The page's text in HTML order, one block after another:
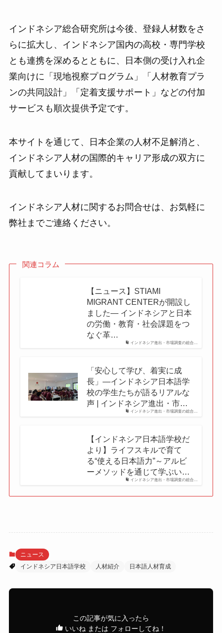
インドネシア総合研究所は今後、登録人材数をさ
らに拡大し、インドネシア国内の高校・専門学校
とも連携を深めるとともに、日本側の受け入れ企
業向けに「現地視察プログラム」「人材教育プラ
ンの共同設計」「定着支援サポート」などの付加
サービスも順次提供予定です。
本サイトを通じて、日本企業の人材不足解消と、
インドネシア人材の国際的キャリア形成の双方に
貢献してまいります。
インドネシア人材に関するお問合せは、お気軽に
弊社までご連絡ください。
関連コラム
インドネシア進出・市場調査の総合…
【ニュース】STIAMI
MIGRANT CENTERが開設し
ました― インドネシアと日本
の労働・教育・社会課題をつ
なぐ革…
インドネシア進出・市場調査の総合…
「安心して学び、着実に成
長」―インドネシア日本語学
校の学生たちが語るリアルな
声 | インドネシア進出・市…
インドネシア進出・市場調査の総合…
【インドネシア日本語学校だ
より】ライフスキルで育て
る“使える日本語力”～アルビ
ーメソッドを通じて学ぶい…
ニュース
インドネシア日本語学校
人材紹介 日本語人材育成
この記事が気に入ったら
いいね または フォローしてね！